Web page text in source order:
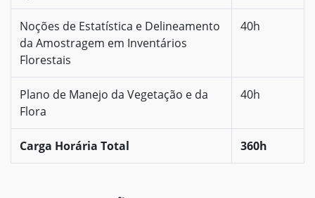
Noções de Estatística e Delineamento
da Amostragem em Inventários
Florestais
40h
Plano de Manejo da Vegetação e da
Flora
40h
Carga Horária Total 360h